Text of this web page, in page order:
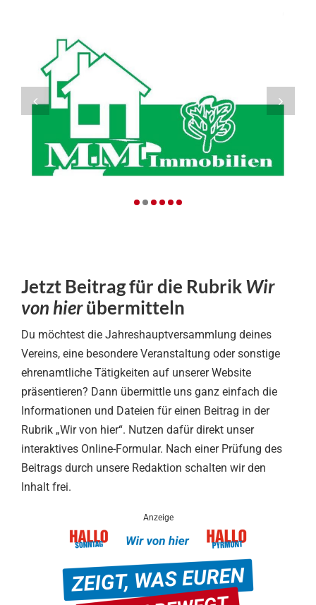
Jetzt Beitrag für die RubrikWir
von hierübermitteln
Du möchtest die Jahreshauptversammlung deines
Vereins, eine besondere Veranstaltung oder sonstige
ehrenamtliche Tätigkeiten auf unserer Website
präsentieren? Dann übermittle uns ganz einfach die
Informationen und Dateien für einen Beitrag in der
Rubrik „Wir von hier“. Nutzen dafür direkt unser
interaktives Online-Formular. Nach einer Prüfung des
Beitrags durch unsere Redaktion schalten wir den
Inhalt frei.
Anzeige